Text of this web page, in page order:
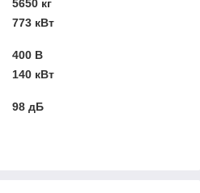
5650 кг
773 кВт
400 В
140 кВт
98 дБ